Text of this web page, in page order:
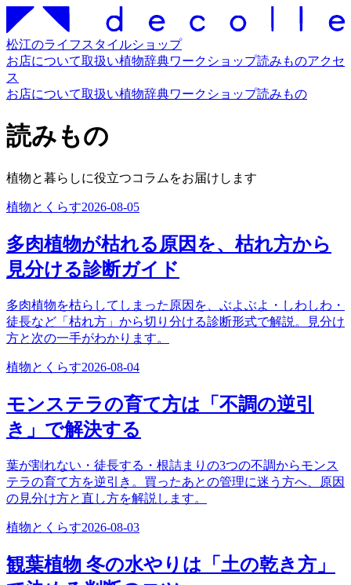
松江のライフスタイルショップ
お店について取扱い植物辞典ワークショップ読みものアクセ
ス
お店について取扱い植物辞典ワークショップ読みもの
読みもの
植物と暮らしに役立つコラムをお届けします
植物とくらす2026-08-05
多肉植物が枯れる原因を、枯れ方から
見分ける診断ガイド
多肉植物を枯らしてしまった原因を、ぶよぶよ・しわしわ・
徒長など「枯れ方」から切り分ける診断形式で解説。見分け
方と次の一手がわかります。
植物とくらす2026-08-04
モンステラの育て方は「不調の逆引
き」で解決する
葉が割れない・徒長する・根詰まりの3つの不調からモンス
テラの育て方を逆引き。買ったあとの管理に迷う方へ、原因
の見分け方と直し方を解説します。
植物とくらす2026-08-03
観葉植物 冬の水やりは「土の乾き方」